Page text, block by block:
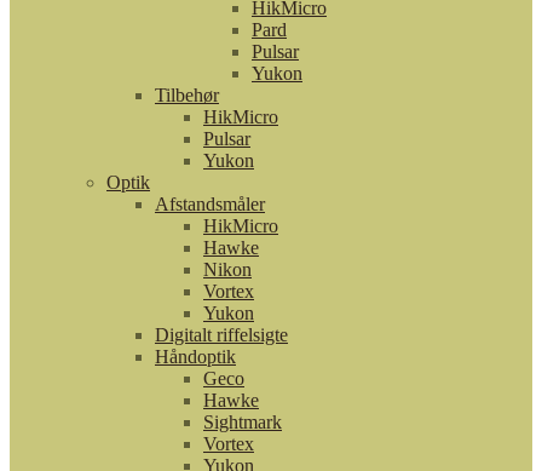
HikMicro
Pard
Pulsar
Yukon
Tilbehør
HikMicro
Pulsar
Yukon
Optik
Afstandsmåler
HikMicro
Hawke
Nikon
Vortex
Yukon
Digitalt riffelsigte
Håndoptik
Geco
Hawke
Sightmark
Vortex
Yukon